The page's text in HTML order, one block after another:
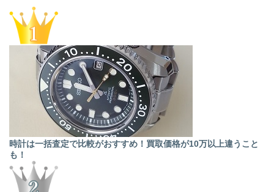
時計は一括査定で比較がおすすめ！買取価格が10万以上違うこと
も！